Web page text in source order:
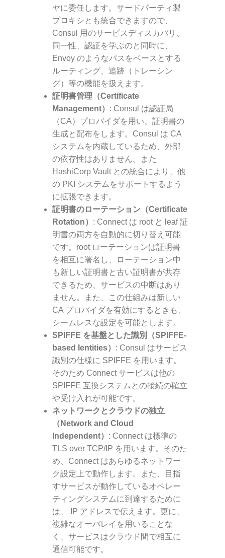
ヤに委任します。サードパーティ製
プロキシとも統合できますので、
Consul 用のサービスディスカバリ、
同一性、認証を学ぶのと同時に、
Envoy のようなパスをベースとする
ルーティング、追跡（トレーシン
グ）等の機能を扱えます。
証明書管理（Certificate
Management） : Consul は認証局
（CA）プロバイダを用い、証明書の
生成と配布をします。Consul は CA
システムを内蔵しているため、外部
の依存性はありません。また
HashiCorp Vault との統合により、他
の PKI システムをサポートするよう
に拡張できます。
証明書のローテーション（Certificate
Rotation） : Connect は root と leaf 証
明書の両方を自動的に切り替え可能
です。root ローテーションは証明書
を相互に署名し、ローテーション中
も新しい証明書と古い証明書が共存
できるため、サービスの中断はあり
ません。また、この仕組みは新しい
CA プロバイダを有効にするときも、
シームレスな設定を可能とします。
SPIFFE を基盤とした識別（SPIFFE-
based Ientities） : Consul はサービス
識別の仕様に SPIFFE を用います。
そのため Connect サービスは他の
SPIFFE 互換システムとの接続の確立
や受け入れが可能です。
ネットワークとクラウドの独立
（Network and Cloud
Independent） : Connect は標準の
TLS over TCP/IP を用います。そのた
め、Connect はあらゆるネットワー
ク設定上で動作します。また、目指
すサービスが動作しているオペレー
ティングシステムに到達するために
は、 IP アドレスで伝えます。更に、
複雑なオーバレイを用いることな
く、サービスはクラウド間で相互に
通信可能です。